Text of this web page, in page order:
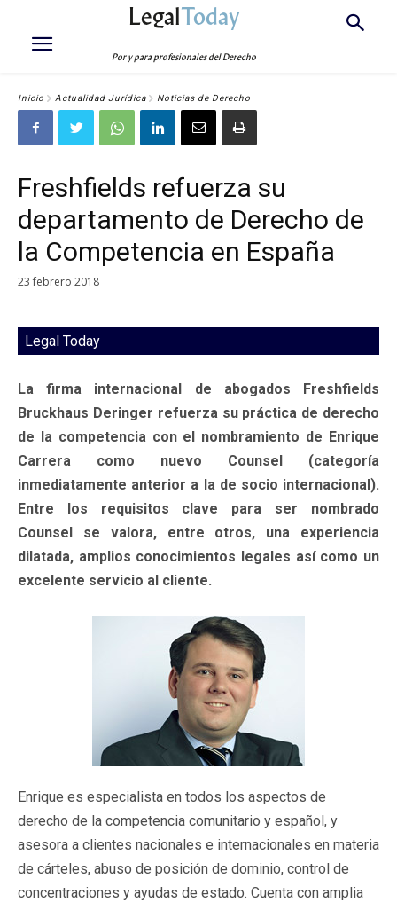
LegalToday
Por y para profesionales del Derecho
Inicio Actualidad Jurídica Noticias de Derecho
Freshfields refuerza su
departamento de Derecho de
la Competencia en España
23 febrero 2018
Legal Today
La firma internacional de abogados Freshfields
Bruckhaus Deringer refuerza su práctica de derecho
de la competencia con el nombramiento de Enrique
Carrera como nuevo Counsel (categoría
inmediatamente anterior a la de socio internacional).
Entre los requisitos clave para ser nombrado
Counsel se valora, entre otros, una experiencia
dilatada, amplios conocimientos legales así como un
excelente servicio al cliente.
Enrique es especialista en todos los aspectos de
derecho de la competencia comunitario y español, y
asesora a clientes nacionales e internacionales en materia
de cárteles, abuso de posición de dominio, control de
concentraciones y ayudas de estado. Cuenta con amplia